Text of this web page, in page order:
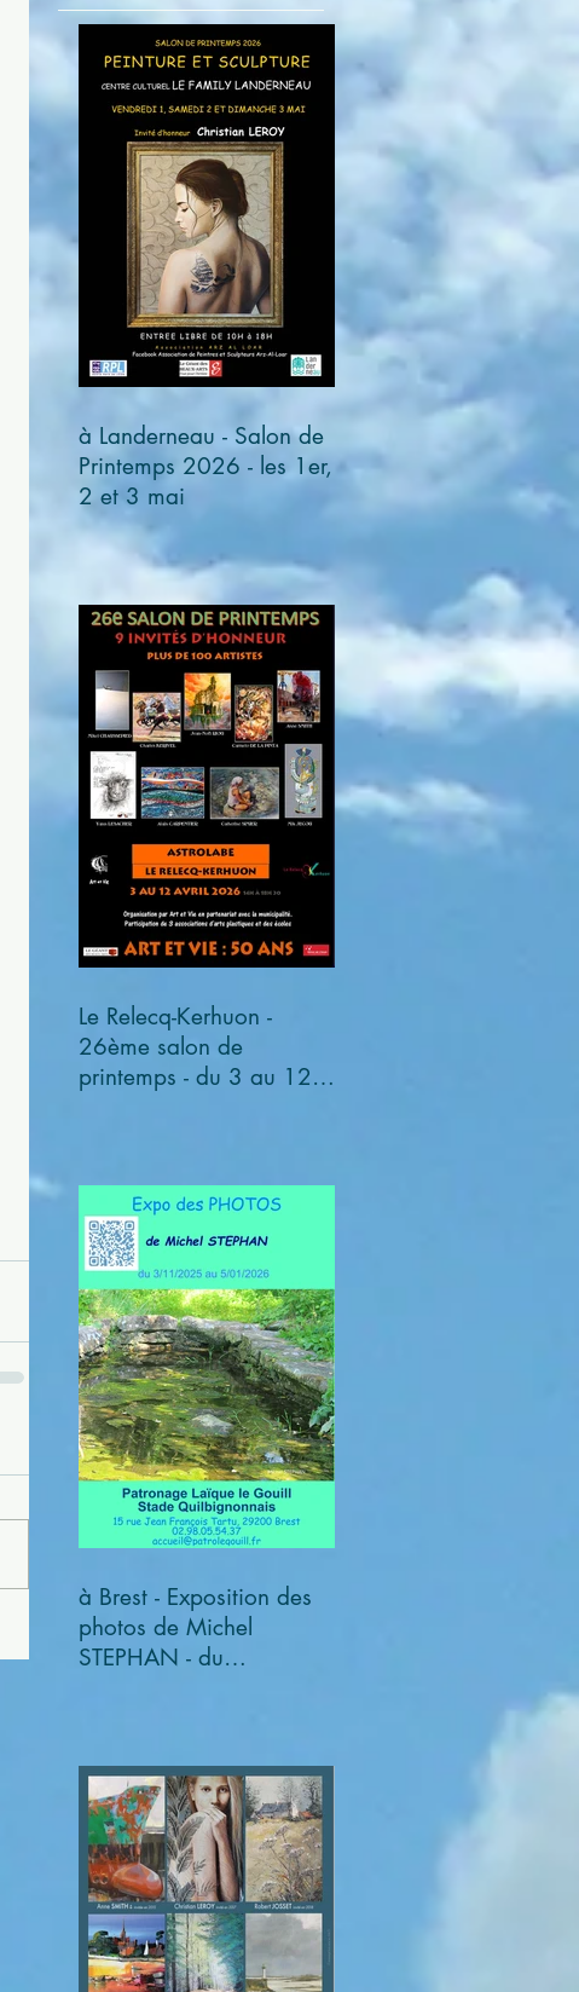
à Landerneau - Salon de
Printemps 2026 - les 1er,
2 et 3 mai
Le Relecq-Kerhuon -
26ème salon de
printemps - du 3 au 12
à Brest - Exposition des
photos de Michel
STEPHAN - du